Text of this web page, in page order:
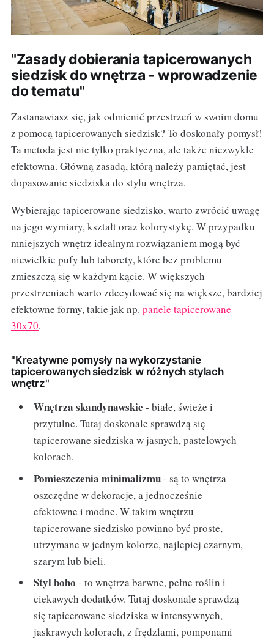
"Zasady dobierania tapicerowanych
siedzisk do wnętrza - wprowadzenie
do tematu"
Zastanawiasz się, jak odmienić przestrzeń w swoim domu
z pomocą tapicerowanych siedzisk? To doskonały pomysł!
Ta metoda jest nie tylko praktyczna, ale także niezwykle
efektowna. Główną zasadą, którą należy pamiętać, jest
dopasowanie siedziska do stylu wnętrza.
Wybierając tapicerowane siedzisko, warto zwrócić uwagę
na jego wymiary, kształt oraz kolorystykę. W przypadku
mniejszych wnętrz idealnym rozwiązaniem mogą być
niewielkie pufy lub taborety, które bez problemu
zmieszczą się w każdym kącie. W większych
przestrzeniach warto zdecydować się na większe, bardziej
efektowne formy, takie jak np. panele tapicerowane
30x70.
"Kreatywne pomysły na wykorzystanie
tapicerowanych siedzisk w różnych stylach
wnętrz"
Wnętrza skandynawskie - białe, świeże i
przytulne. Tutaj doskonale sprawdzą się
tapicerowane siedziska w jasnych, pastelowych
kolorach.
Pomieszczenia minimalizmu- są to wnętrza
oszczędne w dekoracje, a jednocześnie
efektowne i modne. W takim wnętrzu
tapicerowane siedzisko powinno być proste,
utrzymane w jednym kolorze, najlepiej czarnym,
szarym lub bieli.
Styl boho - to wnętrza barwne, pełne roślin i
ciekawych dodatków. Tutaj doskonale sprawdzą
się tapicerowane siedziska w intensywnych,
jaskrawych kolorach, z frędzlami, pomponami